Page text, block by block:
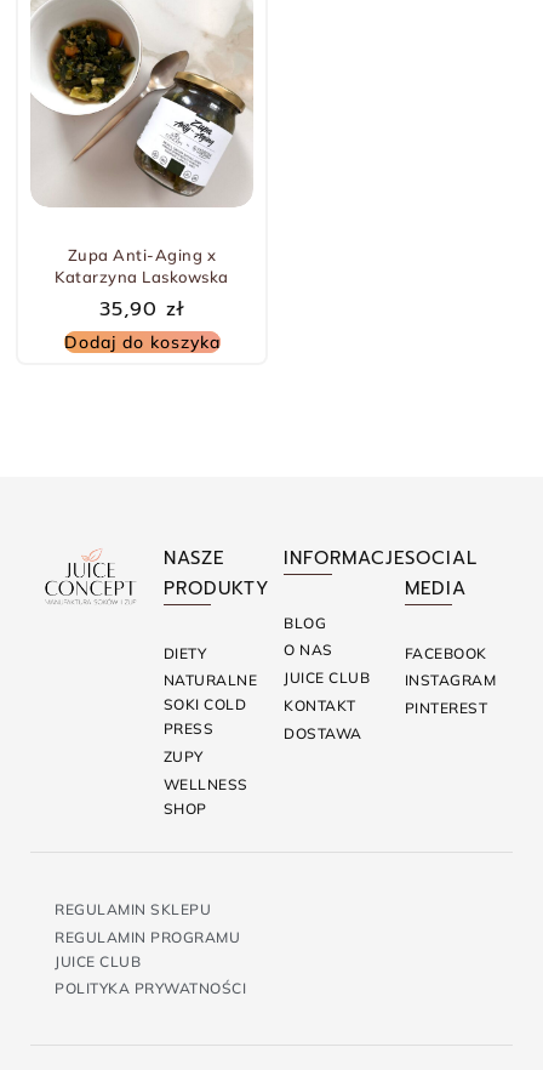
Zupa Anti-Aging x
Katarzyna Laskowska
35,90 zł
Dodaj do koszyka
NASZE
PRODUKTY
DIETY
NATURALNE
SOKI COLD
PRESS
ZUPY
WELLNESS
SHOP
INFORMACJE
BLOG
O NAS
JUICE CLUB
KONTAKT
DOSTAWA
SOCIAL
MEDIA
FACEBOOK
INSTAGRAM
PINTEREST
REGULAMIN SKLEPU
REGULAMIN PROGRAMU
JUICE CLUB
POLITYKA PRYWATNOŚCI